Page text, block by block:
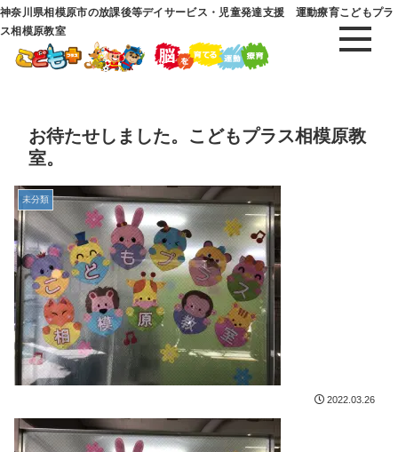
神奈川県相模原市の放課後等デイサービス・児童発達支援 運動療育こどもプラ
ス相模原教室
お待たせしました。こどもプラス相模原教
室。
未分類
2022.03.26